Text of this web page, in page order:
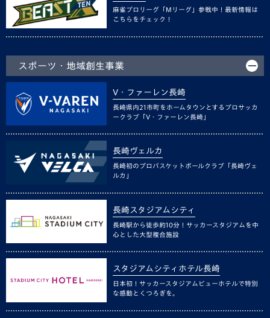
麻雀プロリーグ「Mリーグ」参戦中！最新情報は
こちらをチェック！
スポーツ・地域創生事業
V・ファーレン長崎
長崎県内21市町をホームタウンとするプロサッカ
ークラブ「V・ファーレン長崎」
長崎ヴェルカ
長崎初のプロバスケットボールクラブ「長崎ヴェ
ルカ」
長崎スタジアムシティ
長崎駅から徒歩約10分！サッカースタジアムを中
心とした大型複合施設
スタジアムシティホテル長崎
日本初！サッカースタジアムビューホテルで特別
な感動とくつろぎを。